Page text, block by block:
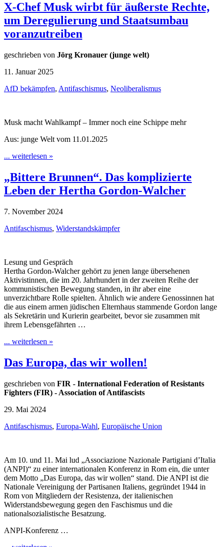
X-Chef Musk wirbt für äußerste Rechte,
um Deregulierung und Staatsumbau
voranzutreiben
geschrieben von Jörg Kronauer (junge welt)
11. Januar 2025
AfD bekämpfen, Antifaschismus, Neoliberalismus
Musk macht Wahlkampf – Immer noch eine Schippe mehr
Aus: junge Welt vom 11.01.2025
... weiterlesen »
„Bittere Brunnen“. Das komplizierte
Leben der Hertha Gordon-Walcher
7. November 2024
Antifaschismus, Widerstandskämpfer
Lesung und Gespräch
Hertha Gordon-Walcher gehört zu jenen lange übersehenen
Aktivistinnen, die im 20. Jahrhundert in der zweiten Reihe der
kommunistischen Bewegung standen, in ihr aber eine
unverzichtbare Rolle spielten. Ähnlich wie andere Genossinnen hat
die aus einem armen jüdischen Elternhaus stammende Gordon lange
als Sekretärin und Kurierin gearbeitet, bevor sie zusammen mit
ihrem Lebensgefährten …
... weiterlesen »
Das Europa, das wir wollen!
geschrieben von FIR - International Federation of Resistants
Fighters (FIR) - Association of Antifascists
29. Mai 2024
Antifaschismus, Europa-Wahl, Europäische Union
Am 10. und 11. Mai lud „Associazione Nazionale Partigiani d’Italia
(ANPI)“ zu einer internationalen Konferenz in Rom ein, die unter
dem Motto „Das Europa, das wir wollen“ stand. Die ANPI ist die
Nationale Vereinigung der Partisanen Italiens, gegründet 1944 in
Rom von Mitgliedern der Resistenza, der italienischen
Widerstandsbewegung gegen den Faschismus und die
nationalsozialistische Besatzung.
ANPI-Konferenz …